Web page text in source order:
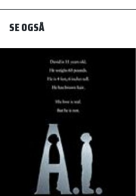
SE OGSÅ